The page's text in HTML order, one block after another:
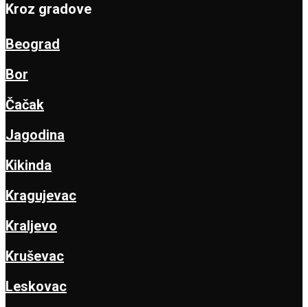
Kroz gradove
Beograd
Bor
Čačak
Jagodina
Kikinda
Kragujevac
Kraljevo
Kruševac
Leskovac